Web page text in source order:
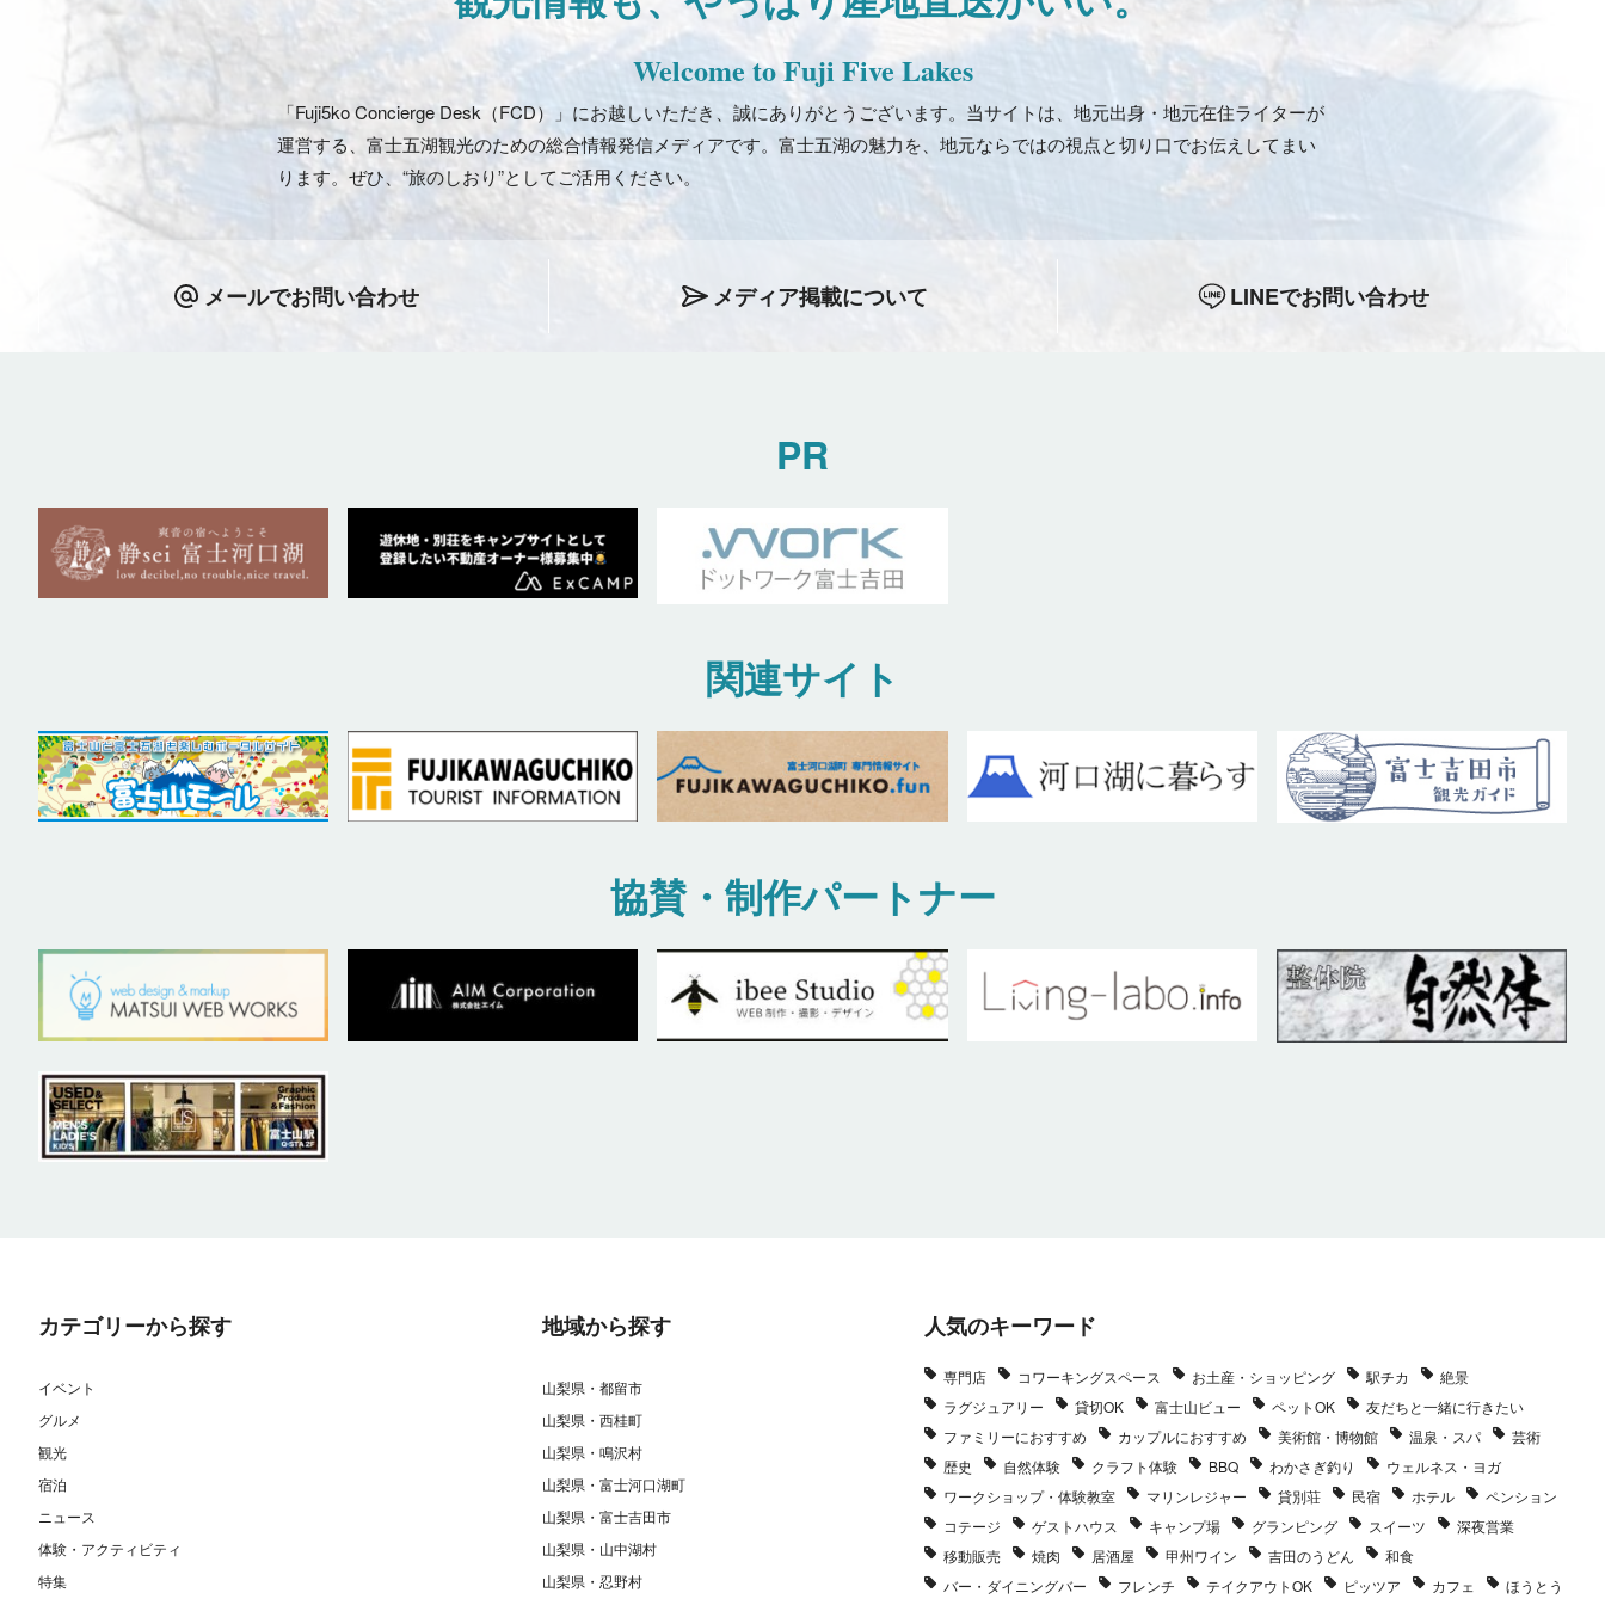
Welcome to Fuji Five Lakes
「Fuji5ko Concierge Desk（FCD）」にお越しいただき、誠にありがとうございます。当サイトは、地元出身・地元在住ライターが
運営する、富士五湖観光のための総合情報発信メディアです。富士五湖の魅力を、地元ならではの視点と切り口でお伝えしてまい
ります。ぜひ、“旅のしおり”としてご活用ください。
メールでお問い合わせ メディア掲載について LINEでお問い合わせ
PR
関連サイト
協賛・制作パートナー
カテゴリーから探す
イベント
グルメ
観光
宿泊
ニュース
体験・アクティビティ
特集
地域から探す
山梨県・都留市
山梨県・西桂町
山梨県・鳴沢村
山梨県・富士河口湖町
山梨県・富士吉田市
山梨県・山中湖村
山梨県・忍野村
人気のキーワード
専門店 コワーキングスペース お土産・ショッピング 駅チカ
絶景
ラグジュアリー
貸切OK 富士山ビュー ペットOK
友だちと一緒に行きたい
ファミリーにおすすめ
カップルにおすすめ 美術館・博物館 温泉・スパ
芸術
歴史
自然体験 クラフト体験 BBQ わかさぎ釣り
ウェルネス・ヨガ
ワークショップ・体験教室
マリンレジャー 貸別荘 民宿 ホテル
ペンション
コテージ
ゲストハウス キャンプ場 グランピング スイーツ
深夜営業
移動販売
焼肉 居酒屋 甲州ワイン 吉田のうどん
和食
バー・ダイニングバー
フレンチ テイクアウトOK ピッツア カフェ ほうとう